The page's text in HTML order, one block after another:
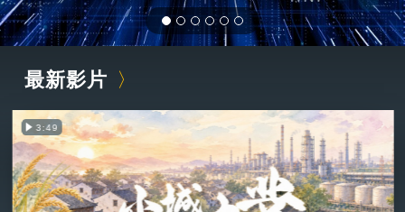
最新影片
3:49